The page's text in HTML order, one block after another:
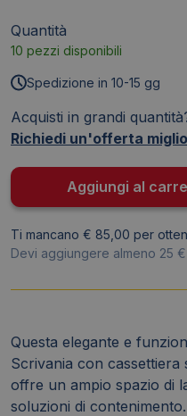
Quantità
10 pezzi disponibili
Spedizione in 10-15 gg
Acquisti in grandi
Richiedi un'offerta
Aggiungi al
Ti mancano € 85,00 per
Devi aggiungere almeno 25
Questa elegante e
Scrivania con
offre un ampio spazio di
soluzioni di